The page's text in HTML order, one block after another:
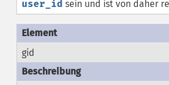
user_id sein und ist von daher
gid